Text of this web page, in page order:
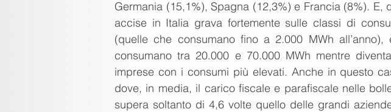
Germania (15,1%), Spagna (12,3%) e Francia (8%).
accise in Italia grava fortemente sulle classi di
(quelle che consumano fino a 2.000 MWh
consumano tra 20.000 e 70.000 MWh mentre
imprese con i consumi più elevati. Anche in questo
dove, in media, il carico fiscale e parafiscale nelle
supera soltanto di 4,6 volte quello delle grandi